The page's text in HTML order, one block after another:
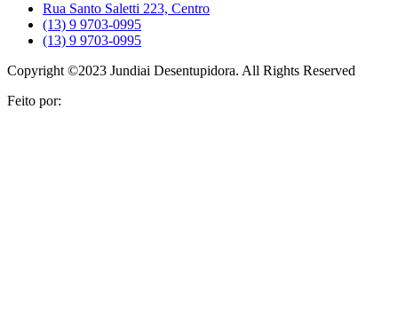
Rua Santo Saletti 223, Centro
(13) 9 9703-0995
(13) 9 9703-0995
Copyright ©2023 Jundiai Desentupidora. All Rights Reserved
Feito por: